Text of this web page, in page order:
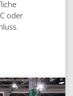
oder